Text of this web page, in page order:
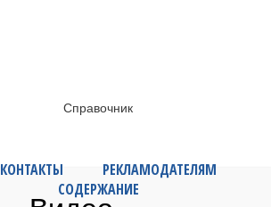
Справочник
КОНТАКТЫ
РЕКЛАМОДАТЕЛЯМ
СОДЕРЖАНИЕ